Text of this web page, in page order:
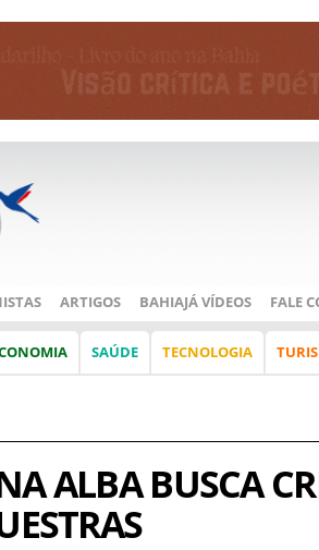
ARTIGOS BAHIAJÁ VÍDEOS FALE
SAÚDE TECNOLOGIA
ALBA BUSCA